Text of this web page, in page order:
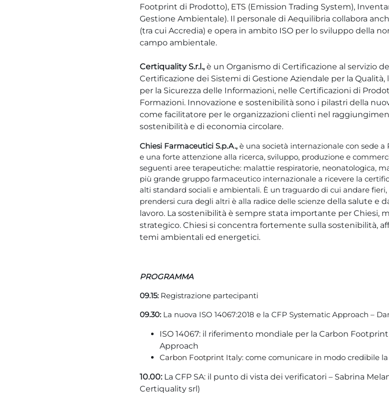
Footprint di Prodotto), ETS (Emission Trading System),
Gestione Ambientale). Il personale di Aequilibria collabora
(tra cui Accredia) e opera in ambito ISO per lo sviluppo della
campo ambientale.
Certiquality S.r.l.,è un Organismo di Certificazione al servizio
Certificazione dei Sistemi di Gestione Aziendale per la Qualità,
per la Sicurezza delle Informazioni, nelle Certificazioni di
Formazioni. Innovazione e sostenibilità sono i pilastri della
come facilitatore per le organizzazioni clienti nel
sostenibilità e di economia circolare.
Chiesi Farmaceutici S.p.A., è una società internazionale con sede
e una forte attenzione alla ricerca, sviluppo, produzione e
seguenti aree terapeutiche: malattie respiratorie, neonatologica,
più grande gruppo farmaceutico internazionale a ricevere la
alti standard sociali e ambientali. È un traguardo di cui andare
prendersi cura degli altri è alla radice delle scienze della salute e
lavoro. La sostenibilità è sempre stata importante per Chiesi,
strategico. Chiesi si concentra fortemente sulla sostenibilità,
temi ambientali ed energetici.
PROGRAMMA
09.15: Registrazione partecipanti
09.30: La nuova ISO 14067:2018 e la CFP Systematic Approach –
ISO 14067: il riferimento mondiale per la Carbon
Approach
Carbon Footprint Italy: come comunicare in modo credibile
10.00: La CFP SA: il punto di vista dei verificatori – Sabrina
Certiquality srl)